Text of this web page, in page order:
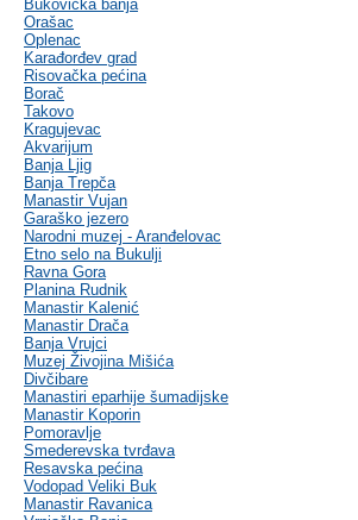
Bukovička banja
Orašac
Oplenac
Karađorđev grad
Risovačka pećina
Borač
Takovo
Kragujevac
Akvarijum
Banja Ljig
Banja Trepča
Manastir Vujan
Garaško jezero
Narodni muzej - Aranđelovac
Etno selo na Bukulji
Ravna Gora
Planina Rudnik
Manastir Kalenić
Manastir Drača
Banja Vrujci
Muzej Živojina Mišića
Divčibare
Manastiri eparhije šumadijske
Manastir Koporin
Pomoravlje
Smederevska tvrđava
Resavska pećina
Vodopad Veliki Buk
Manastir Ravanica